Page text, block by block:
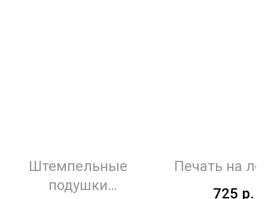
Штемпельные
подушки
Печать на
725 р.